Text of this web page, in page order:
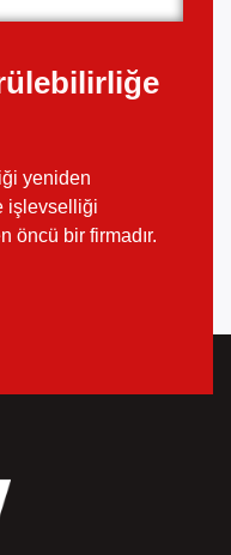
yeniden
işlevselliği
öncü bir firmadır.